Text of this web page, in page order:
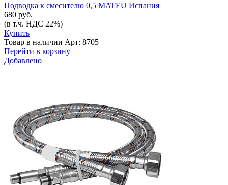
Подводка к смесителю 0,5 MATEU Испания
680 руб.
(в т.ч. НДС 22%)
Купить
Товар в наличии Арт: 8705
Перейти в корзину
Добавлено